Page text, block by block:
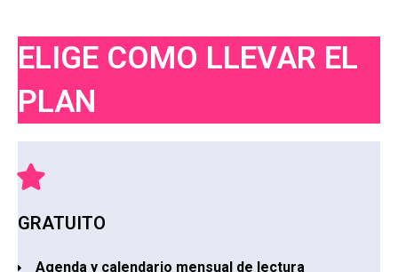
ELIGE COMO LLEVAR EL
PLAN
GRATUITO
Agenda y calendario mensual de lectura